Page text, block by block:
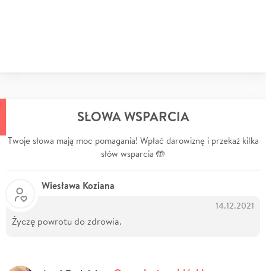
SŁOWA WSPARCIA
Twoje słowa mają moc pomagania! Wpłać darowiznę i przekaż kilka
słów wsparcia 🤲
Wiesława Koziana
14.12.2021
Życzę powrotu do zdrowia.